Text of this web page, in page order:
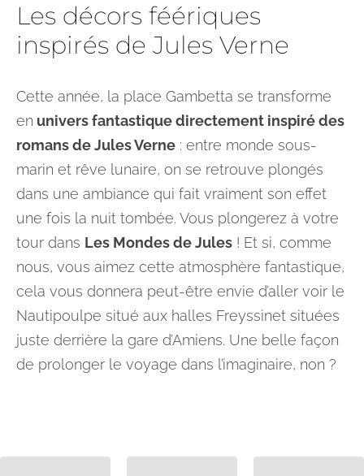
Les décors féériques
inspirés de Jules Verne
Cette année, la place Gambetta se transforme
en univers fantastique directement inspiré des
romans de Jules Verne : entre monde sous-
marin et rêve lunaire, on se retrouve plongés
dans une ambiance qui fait vraiment son effet
une fois la nuit tombée. Vous plongerez à votre
tour dans Les Mondes de Jules ! Et si, comme
nous, vous aimez cette atmosphère fantastique,
cela vous donnera peut-être envie d’aller voir le
Nautipoulpe situé aux halles Freyssinet situées
juste derrière la gare d’Amiens. Une belle façon
de prolonger le voyage dans l’imaginaire, non ?